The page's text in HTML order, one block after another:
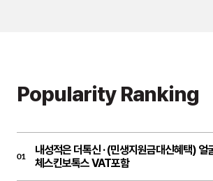
Popularity Ranking
01 내성적은 더톡신 ·(민생지원금대신혜택) 얼
체스킨보톡스 VAT포함